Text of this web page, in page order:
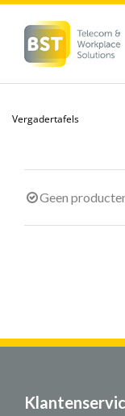
inhoud
Vergadertafels
Geen